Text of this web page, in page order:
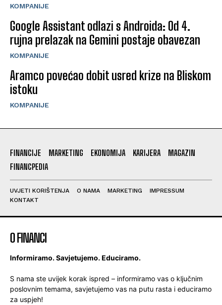
KOMPANIJE
Google Assistant odlazi s Androida: Od 4.
rujna prelazak na Gemini postaje obavezan
KOMPANIJE
Aramco povećao dobit usred krize na Bliskom
istoku
KOMPANIJE
FINANCIJE MARKETING EKONOMIJA KARIJERA
MAGAZIN
FINANCPEDIA
UVJETI KORIŠTENJA O NAMA MARKETING
IMPRESSUM
KONTAKT
O FINANCI
Informiramo. Savjetujemo. Educiramo.
S nama ste uvijek korak ispred – informiramo vas o ključnim
poslovnim temama, savjetujemo vas na putu rasta i educiramo
za uspjeh!